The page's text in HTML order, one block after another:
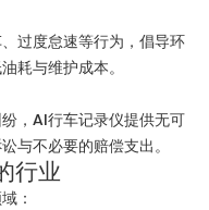
过度怠速等行为，倡导环
耗与维护成本。
，AI行车记录仪提供无可
与不必要的赔偿支出。
行业
：